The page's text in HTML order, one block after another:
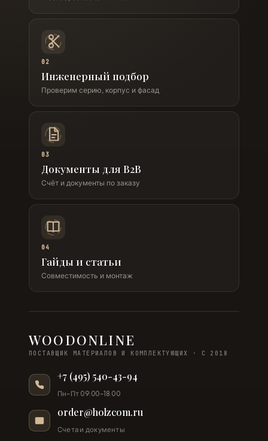
02
Инженерный подбор
Проверим серию, корпус и фасад
03
Документы для B2B
Счёт и документы по заказу
04
Гайды и статьи
Совместимость и монтаж
WOODONLINE
ПОСТАВЩИК МАТЕРИАЛОВ И КОМПЛЕКТУЮЩИХ · С 2018
+7 (495) 540-43-94
Пн–Пт 09:00–18:00
order@holzcom.ru
Счета и документы